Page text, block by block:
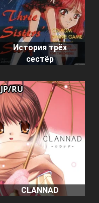
История трёх
сестёр
CLANNAD
JP/RU